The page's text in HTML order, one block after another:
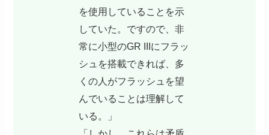
を使用していることを示
していた。ですので、非
常に小型のGR IIIにフラッ
シュを搭載できれば、多
くの人がフラッシュを望
んでいることは理解して
いる。」